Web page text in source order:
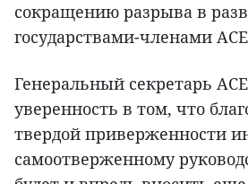
сокращению разрыва в
государствами-членами
Генеральный секретарь
уверенность в том, что
твердой приверженности
самоотверженному